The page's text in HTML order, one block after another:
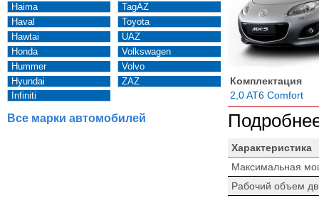
Haima
Haval
Hawtai
Honda
Hummer
Hyundai
Infiniti
TagAZ
Toyota
UAZ
Volkswagen
Volvo
ZAZ
Все марки автомобилей
Комплектация
2,0 AT6 Comfort
Характеристика
Максимальная
Рабочий объем